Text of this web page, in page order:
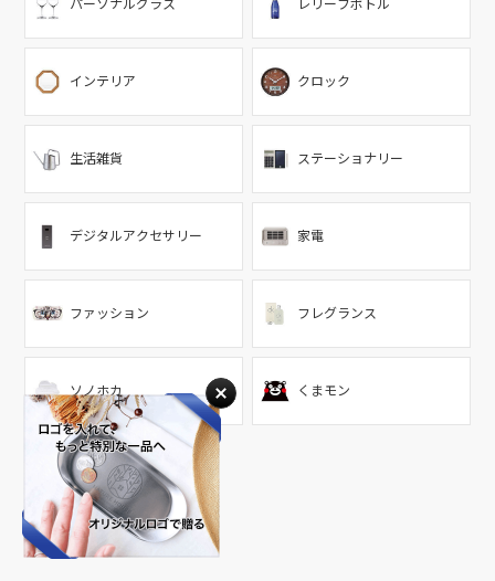
パーソナルグラス レリーフボトル
インテリア クロック
生活雑貨 ステーショナリー
デジタルアクセサリー 家電
ファッション フレグランス
ソノホカ くまモン
Scene
目的から探す